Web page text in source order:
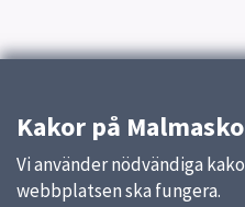
Kakor på
Vi använder nödvändiga
webbplatsen ska fungera.